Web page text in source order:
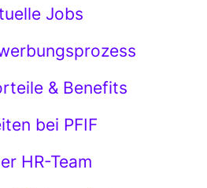
Jobs
& Benefits
bei PFIF
HR-Team